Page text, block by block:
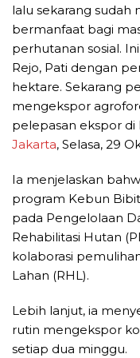
lalu sekarang sudah
bermanfaat bagi
perhutanan sosial.
Rejo, Pati dengan
hektare. Sekarang
mengekspor
pelepasan ekspor di
Jakarta, Selasa, 29
Ia menjelaskan
program Kebun
pada Pengelolaan
Rehabilitasi Hutan
kolaborasi
Lahan (RHL).
Lebih lanjut, ia
rutin mengekspor
setiap dua minggu.